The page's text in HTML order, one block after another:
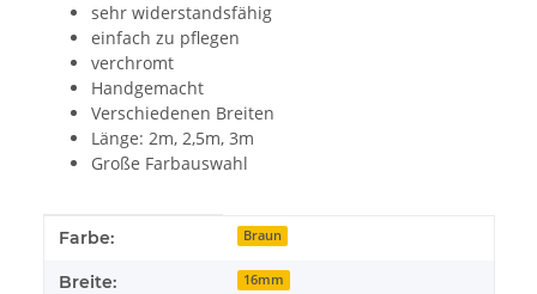
sehr widerstandsfähig
einfach zu pflegen
verchromt
Handgemacht
Verschiedenen Breiten
Länge: 2m, 2,5m, 3m
Große Farbauswahl
Produkteigenschaft
Wert
Farbe: Braun
Breite: 16mm